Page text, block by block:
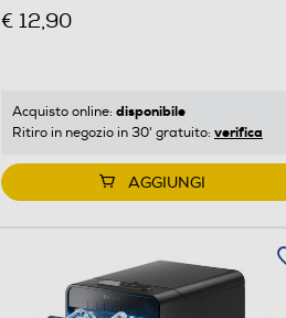
€ 12,90
Acquisto online: disponibile
Ritiro in negozio in 30' gratuito: verifica
AGGIUNGI